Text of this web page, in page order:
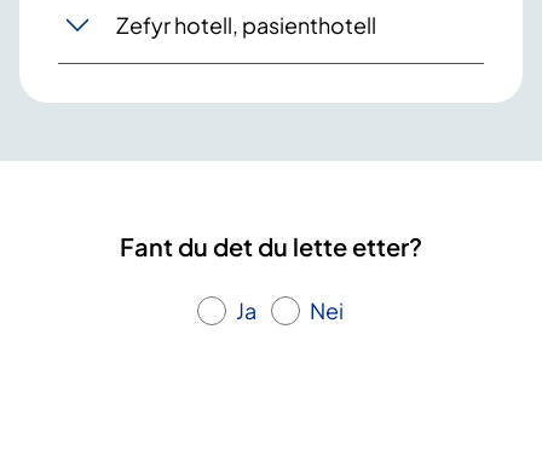
Zefyr hotell, pasienthotell
Fant du det du lette etter?
Ja Nei